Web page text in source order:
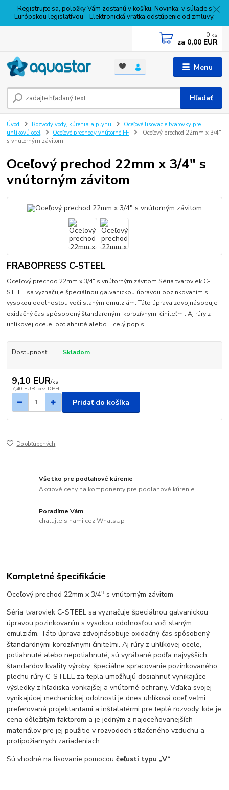
Registrujte sa, položky Vám zostanú v košíku. Novinka: v súlade s
Európskou legislatívou - Elektronická vratka odstúpenie od zmluvy.
Menu
Hľadať
0 ks
za 0,00 EUR
Úvod Rozvody vody, kúrenia a plynu
Oceľové lisovacie tvarovky pre
uhlíkovú oceľ
Oceľové prechody vnútorné FF
Oceľový prechod 22mm x 3/4"
s vnútorným závitom
Oceľový prechod 22mm x 3/4" s
vnútorným závitom
FRABOPRESS C-STEEL
Oceľový prechod 22mm x 3/4" s vnútorným závitom Séria tvaroviek C-
STEEL sa vyznačuje špeciálnou galvanickou úpravou pozinkovaním s
vysokou odolnosťou voči slaným emulziám. Táto úprava zdvojnásobuje
oxidačný čas spôsobený štandardnými korozívnymi činiteľmi. Aj rúry z
uhlíkovej ocele, potiahnuté alebo... celý popis
Dostupnosť Skladom
9,10 EUR/ks
7,40 EUR bez DPH
Pridať do košíka
Do obľúbených
Všetko pre podlahové kúrenie
Akciové ceny na komponenty pre podlahové kúrenie.
Poradíme Vám
chatujte s nami cez WhatsUp
Kompletné špecifikácie
Oceľový prechod 22mm x 3/4" s vnútorným závitom
Séria tvaroviek C-STEEL sa vyznačuje špeciálnou galvanickou
úpravou pozinkovaním s vysokou odolnosťou voči slaným
emulziám. Táto úprava zdvojnásobuje oxidačný čas spôsobený
štandardnými korozívnymi činiteľmi. Aj rúry z uhlíkovej ocele,
potiahnuté alebo nepotiahnuté, sú vyrábané podľa najvyšších
štandardov kvality výroby: špeciálne spracovanie pozinkovaného
plechu rúry C-STEEL za tepla umožňujú dosiahnuť vynikajúce
výsledky z hľadiska vonkajšej a vnútorné ochrany. Vďaka svojej
vynikajúcej mechanickej odolnosti je dnes uhlíková oceľ veľmi
preferovaná projektantami a inštalatérmi pre teplé rozvody, kde je
cena dôležitým faktorom a je jedným z najoceňovanejších
materiálov pre jej použitie v rozvodoch stlačeného vzduchu a
protipožiarnych zariadeniach.
Sú vhodné na lisovanie pomocoučeľustí typu „V“.